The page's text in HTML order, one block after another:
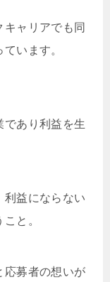
ャリアでも同
います。
であり利益を生
利益にならない
と。
応募者の想いが